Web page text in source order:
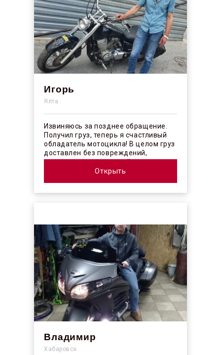
Игорь
Ялта
Извиняюсь за позднее обращение.
Получил груз, теперь я счастливый
обладатель мотоцикла! В целом груз
доставлен без повреждений,
огорчило отсутствие плёночного
Открыть
Владимир
Хабаровск